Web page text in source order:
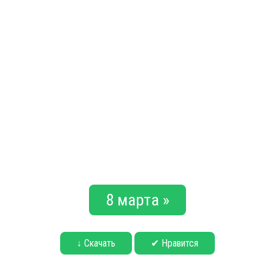
8 марта »
↓ Скачать ✔ Нравится